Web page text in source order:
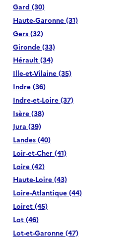
Gard (30)
Haute-Garonne (31)
Gers (32)
Gironde (33)
Hérault (34)
Ille-et-Vilaine (35)
Indre (36)
Indre-et-Loire (37)
Isère (38)
Jura (39)
Landes (40)
Loir-et-Cher (41)
Loire (42)
Haute-Loire (43)
Loire-Atlantique (44)
Loiret (45)
Lot (46)
Lot-et-Garonne (47)